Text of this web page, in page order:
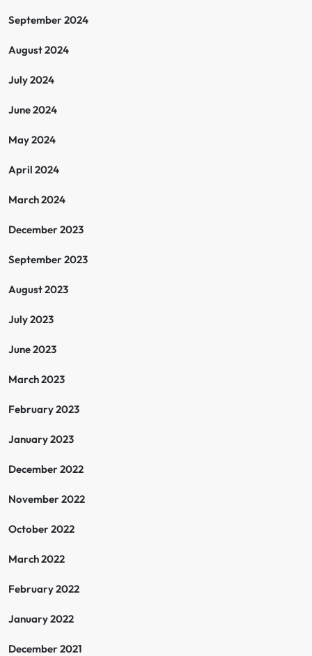
September 2024
August 2024
July 2024
June 2024
May 2024
April 2024
March 2024
December 2023
September 2023
August 2023
July 2023
June 2023
March 2023
February 2023
January 2023
December 2022
November 2022
October 2022
March 2022
February 2022
January 2022
December 2021